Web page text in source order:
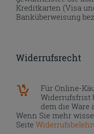
Kreditkarten (Visa
Banküberweisung
Widerrufsrecht
Für Online-
Widerrufsfrist
dem die Ware
Wenn Sie mehr
Seite